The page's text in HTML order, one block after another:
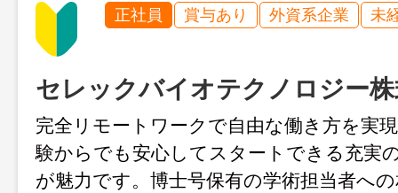
正社員 賞与あり 外資系企業 未
セレックバイオテクノロジー
完全リモートワークで自由な働き方を実
験からでも安心してスタートできる充実
が魅力です。博士号保有の学術担当者へ